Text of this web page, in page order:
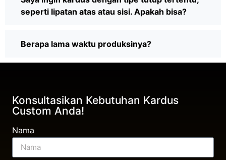
seperti lipatan atas atau sisi. Apakah bisa?
Berapa lama waktu produksinya?
Konsultasikan Kebutuhan Kardus
Custom Anda!
Nama